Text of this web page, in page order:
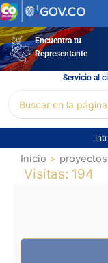
Ir
al
contenidoEncuentra tu
Representante
Servicio al
por:
Inicio
Visitas: 194